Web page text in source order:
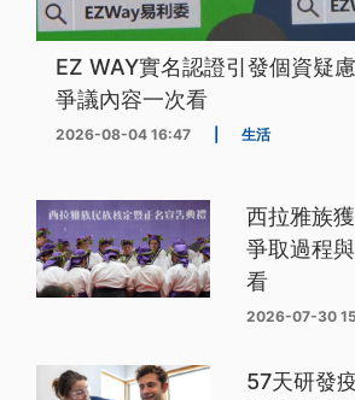
EZ WAY實名認證引發個資疑
爭議內容一次看
2026-08-04 16:47 生活
西拉雅族
爭取過程
看
2026-07-30
57天研發